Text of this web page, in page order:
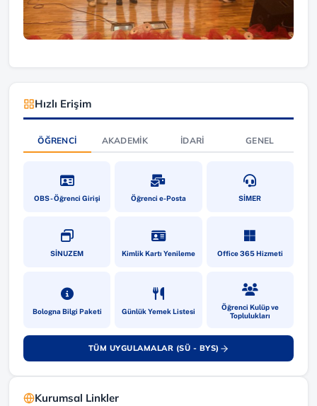
Hızlı Erişim
ÖĞRENCI AKADEMIK İDARI GENEL
OBS - Öğrenci Girişi(yeni sekmede açılır)Öğrenci e-Posta(yeni sekmede açılır)SİMER(yeni sekmede
SİNUZEM(yeni sekmede açılır)Kimlik Kartı Yenileme(yeni sekmede açılır)Office 365 Hizmeti
(yeni sekmede
Bologna Bilgi Paketi(yeni sekmede açılır)Günlük Yemek Listesi(yeni sekmede açılır)Öğrenci Kulüp ve
Toplulukları
(yeni sekmede
TÜM UYGULAMALAR (SÜ - BYS)
(yeni sekmede açılır)
Kurumsal Linkler